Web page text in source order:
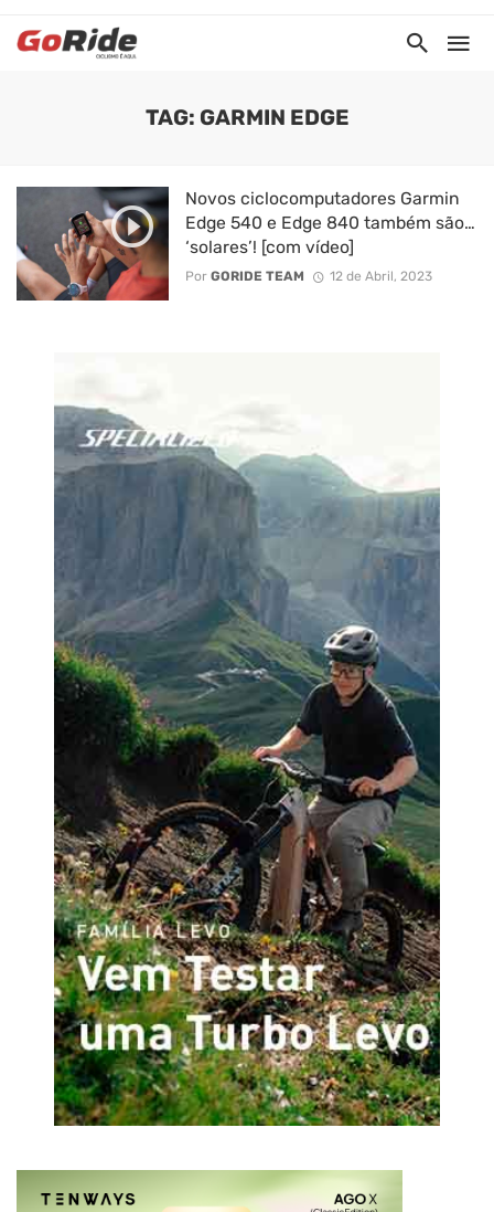
TAG: GARMIN EDGE
Novos ciclocomputadores Garmin
Edge 540 e Edge 840 também são…
‘solares’! [com vídeo]
Por GORIDE TEAM 12 de Abril, 2023